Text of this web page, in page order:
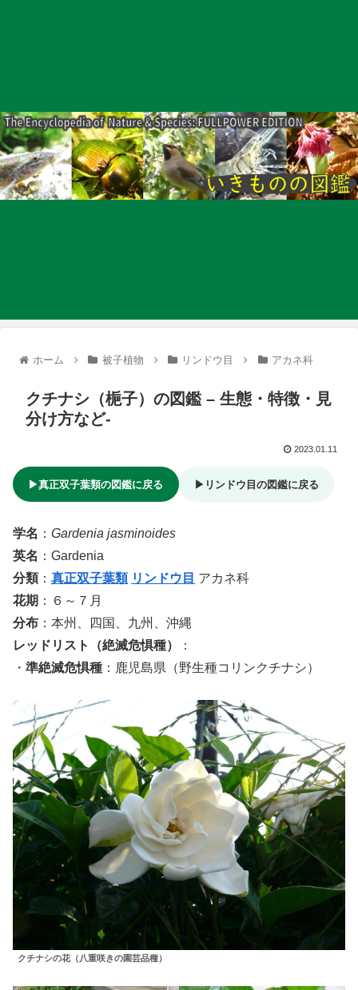
ホーム 被子植物 リンドウ目 アカネ科
クチナシ（梔子）の図鑑 – 生態・特徴・見
分け方など-
2023.01.11
▶真正双子葉類の図鑑に戻る ▶リンドウ目の図鑑に戻る
学名 ： Gardenia jasminoides
英名 ：Gardenia
分類： 真正双子葉類 リンドウ目 アカネ科
花期 ：６～７月
分布 ：本州、四国、九州、沖縄
レッドリスト（絶滅危惧種）
：
・ 準絶滅危惧種 ：鹿児島県（野生種コリンクチナシ）
クチナシの花（八重咲きの園芸品種）